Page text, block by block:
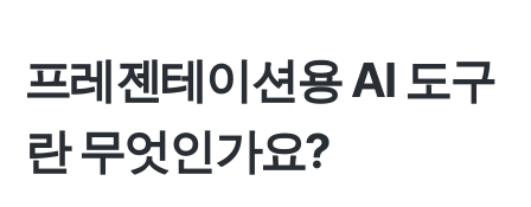
프레젠테이션용 AI 도구
란 무엇인가요?